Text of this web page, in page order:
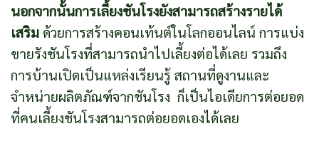
นอกจากนั้นการเลี้ยงชันโรงยังสามารถสร้างรายได้
เสริม ด้วยการสร้างคอนเท้นต์ในโลกออนไลน์ การแบ่ง
ขายรังชันโรงที่สามารถนำไปเลี้ยงต่อได้เลย รวมถึง
การบ้านเปิดเป็นแหล่งเรียนรู้ สถานที่ดูงานและ
จำหน่ายผลิตภัณฑ์จากชันโรง ก็เป็นไอเดียการต่อยอด
ที่คนเลี้ยงชันโรงสามารถต่อยอดเองได้เลย